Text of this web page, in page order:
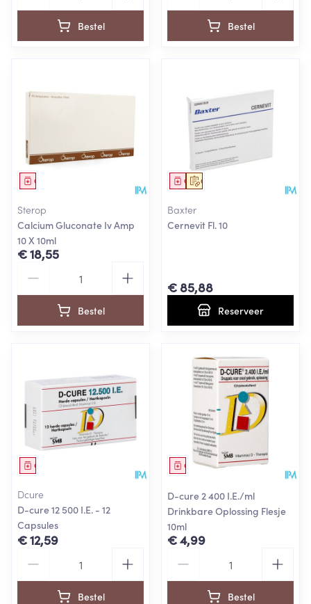
Bestel Bestel
Geneesmiddel
Sterop
Calcium Gluconate Iv Amp
10 X 10ml
€ 18,55
Bestel
Op voorschrift
Geneesmiddel
Baxter
Cernevit Fl. 10
€ 85,88
Reserveer
Geneesmiddel
Dcure
D-cure 12 500 I.E. - 12
Capsules
€ 12,59
Bestel
Geneesmiddel
D-cure 2 400 I.E./ml
Drinkbare Oplossing Flesje
10ml
€ 4,99
Bestel